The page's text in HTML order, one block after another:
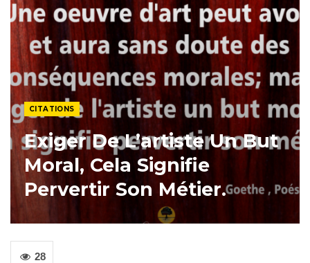
CITATIONS
Exiger De L’artiste Un But
Moral, Cela Signifie
Pervertir Son Métier.
28